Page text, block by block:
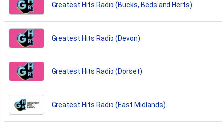
Greatest Hits Radio (Bucks, Beds and Herts)
Greatest Hits Radio (Devon)
Greatest Hits Radio (Dorset)
Greatest Hits Radio (East Midlands)